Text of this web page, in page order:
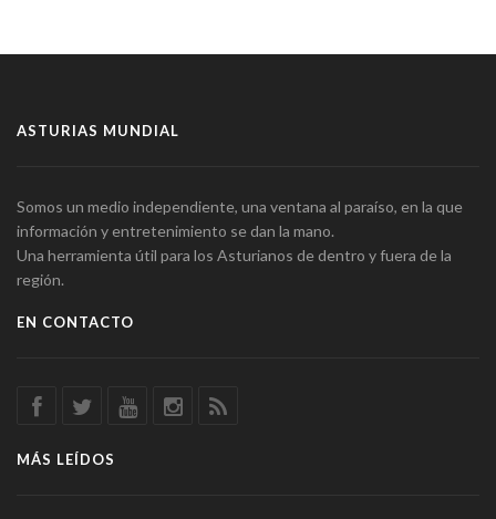
ASTURIAS MUNDIAL
Somos un medio independiente, una ventana al paraíso, en la que
información y entretenimiento se dan la mano.
Una herramienta útil para los Asturianos de dentro y fuera de la
región.
EN CONTACTO
MÁS LEÍDOS